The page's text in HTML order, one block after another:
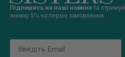
Підпишись на наші новини та отримуй
знижку 5% на перше замовлення
Email